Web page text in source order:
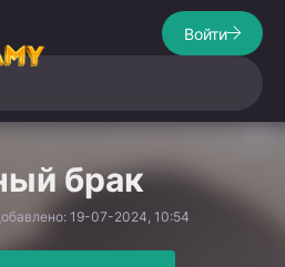
Войти
брак
19-07-2024, 10:54